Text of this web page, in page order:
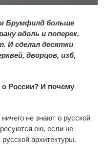
Брумфилд больше
вдоль и поперек,
И сделал десятки
дворцов, изб,
о России? И почему
не знают о русской
ею, если не
архитектуры.